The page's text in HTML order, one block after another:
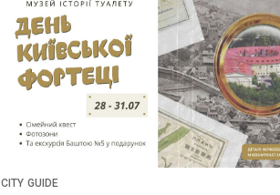
CITY GUIDE